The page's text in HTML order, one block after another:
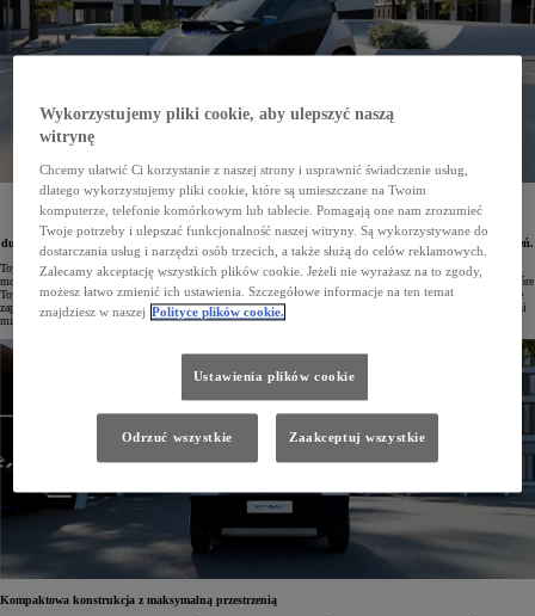
Kompaktowy pojazd elektryczny Toyota FT-Me Concept został stworzony z myślą o miejskiej
mobilności i doskonale odpowiada na oczekiwania różnych użytkowników. Prototyp posiada dach
z panelami fotowoltaicznymi i wyróżnia się atrakcyjnym wyglądem w duchu stylistycznej prostoty,
dużymi możliwościami przystosowania do własnych potrzeb oraz wysoką funkcjonalnością na co dzień.
Toyota Motor Europe zaprezentowała prototyp FT-Me Concept – innowacyjne spojrzenie na zelektryfikowaną
mobilność miejską łączące jakość premium z dostępnością cenową. Projekt czerpie inspirację z rozwiązań, które
Toyota wdrożyła podczas igrzysk olimpijskich i paraolimpijskich w Tokio (2021) oraz Paryżu (2024). FT-Me
zaprojektowano z myślą o nowych potrzebach mieszkańców miast oraz wyzwaniach współczesnych przestrzeni
miejskich.
Kompaktowa konstrukcja z maksymalną przestrzenią
Wykorzystujemy pliki cookie, aby ulepszyć naszą
witrynę
Chcemy ułatwić Ci korzystanie z naszej strony i usprawnić świadczenie usług,
dlatego wykorzystujemy pliki cookie, które są umieszczane na Twoim
komputerze, telefonie komórkowym lub tablecie. Pomagają one nam zrozumieć
Twoje potrzeby i ulepszać funkcjonalność naszej witryny. Są wykorzystywane do
dostarczania usług i narzędzi osób trzecich, a także służą do celów reklamowych.
Zalecamy akceptację wszystkich plików cookie. Jeżeli nie wyrażasz na to zgody,
możesz łatwo zmienić ich ustawienia. Szczegółowe informacje na ten temat
znajdziesz w naszej Polityce plików cookie.
Ustawienia plików cookie
Odrzuć wszystkie Zaakceptuj wszystkie